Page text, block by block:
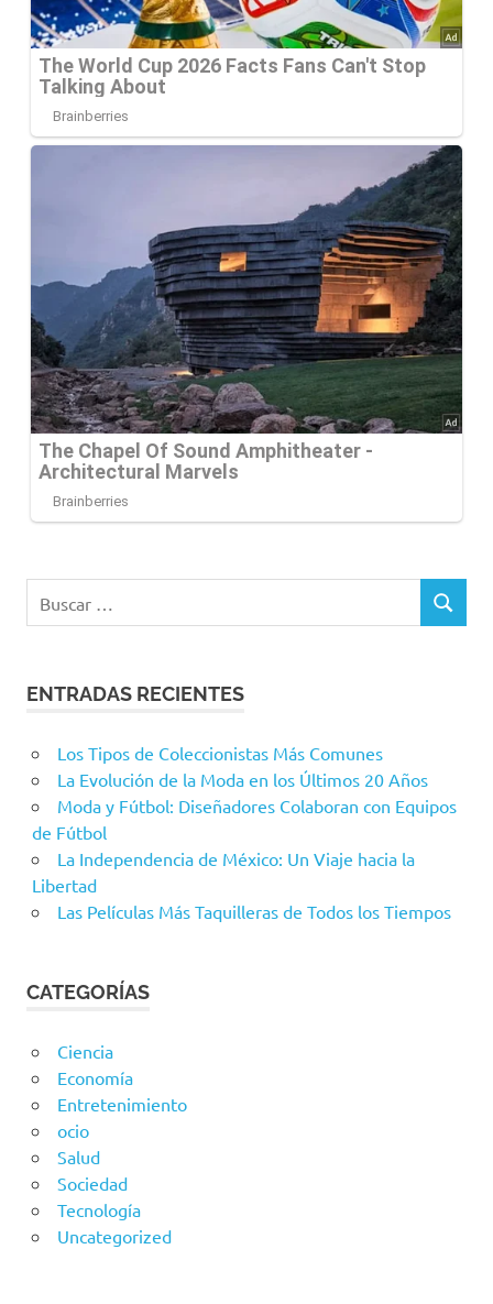
BUSCAR
ENTRADAS RECIENTES
Los Tipos de Coleccionistas Más Comunes
La Evolución de la Moda en los Últimos 20 Años
Moda y Fútbol: Diseñadores Colaboran con Equipos
de Fútbol
La Independencia de México: Un Viaje hacia la
Libertad
Las Películas Más Taquilleras de Todos los Tiempos
CATEGORÍAS
Ciencia
Economía
Entretenimiento
ocio
Salud
Sociedad
Tecnología
Uncategorized